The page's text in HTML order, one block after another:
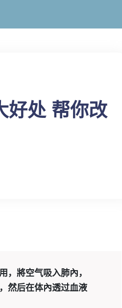
好处 帮你改
，將空气吸入肺內，
然后在体內透过血液